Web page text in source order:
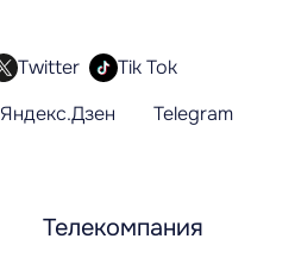
Телекомпания
Twitter
Tik Tok
Яндекс.Дзен
Telegram